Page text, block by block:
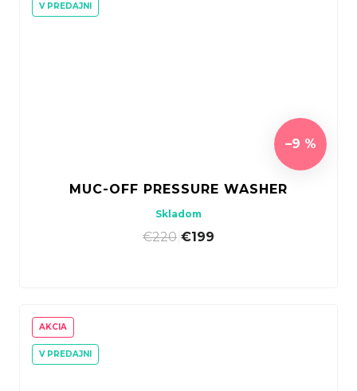
V PREDAJNI
–9 %
MUC-OFF PRESSURE WASHER
Skladom
€220 €199
AKCIA
V PREDAJNI